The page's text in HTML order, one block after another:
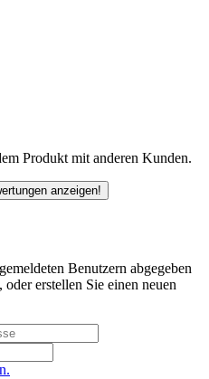
Produkt mit anderen Kunden.
anzeigen!
Benutzern abgegeben
erstellen Sie einen neuen